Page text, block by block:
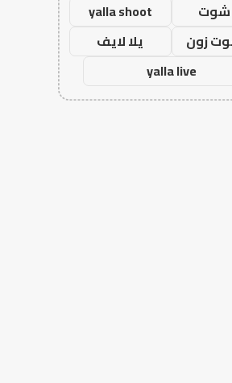
شوت
yalla shoot
زون
يلا لايف
yalla live